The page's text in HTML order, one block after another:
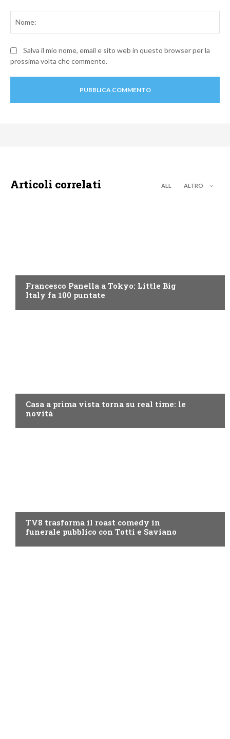
Salva il mio nome, email e sito web in questo browser per la
prossima volta che commento.
Articoli correlati ALL ALTRO
Francesco Panella a Tokyo: Little Big
Italy fa 100 puntate
Casa a prima vista torna su real time: le
novità
TV8 trasforma il roast comedy in
funerale pubblico con Totti e Saviano